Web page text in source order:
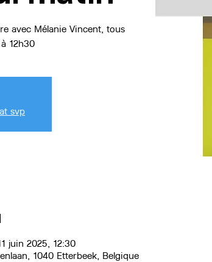
avec Mélanie Vincent, tous
svp
juin 2025, 12:30
1040 Etterbeek, Belgique